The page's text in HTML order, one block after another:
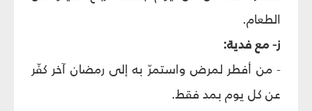
الطعام.
ز- مع فدية:
- من أفطر لمرض واستمرّ به إلى رمضان آخر كفّر
عن كل يوم بمد فقط.